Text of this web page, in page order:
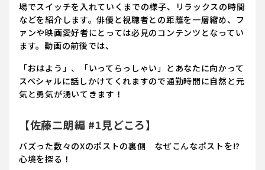
場でスイッチを入れていくまでの様子、リラックスの時間
などを紹介します。俳優と視聴者との距離を一層縮め、フ
ァンや映画愛好者にとっては必見のコンテンツとなってい
ます。動画の前後では、
「おはよう」、「いってらっしゃい」とあなたに向かって
スペシャルに話しかけてくれますので通勤時間に自然と元
気と勇気が湧いてきます！
【佐藤二朗編 #1見どころ】
バズった数々のXのポストの裏側 なぜこんなポストを!?
心境を探る！